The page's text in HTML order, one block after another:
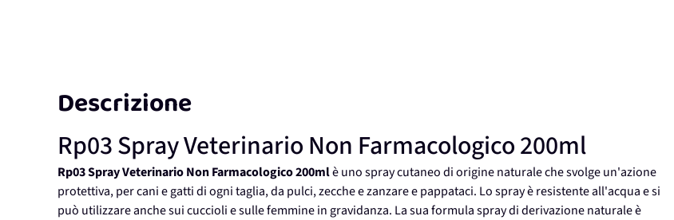
Descrizione
Rp03 Spray Veterinario Non Farmacologico 200ml
Rp03 Spray Veterinario Non Farmacologico 200mlè uno spray cutaneo di origine naturale che svolge un'azione
protettiva, per cani e gatti di ogni taglia, da pulci, zecche e zanzare e pappataci. Lo spray è resistente all'acqua e si
può utilizzare anche sui cuccioli e sulle femmine in gravidanza. La sua formula spray di derivazione naturale è